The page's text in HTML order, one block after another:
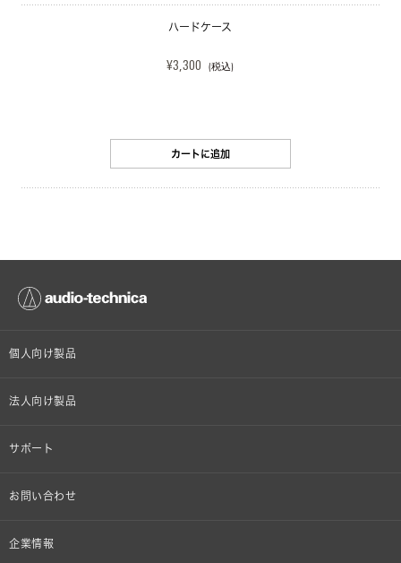
ハードケース
¥3,300 (税込)
カートに追加
個人向け製品
オンラインストア限定
法人向け製品
設備音響機器
サポート
個人向け製品サポート
お問い合わせ
その他、メディア 取材関連等のお問い合わせ
企業情報